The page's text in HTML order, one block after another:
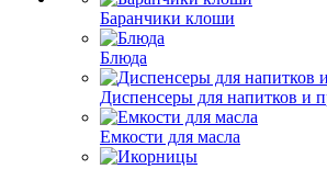
Баранчики клоши
Блюда
Диспенсеры для напитков и
Емкости для масла